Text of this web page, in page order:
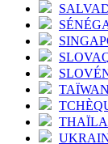
TAÏWAN